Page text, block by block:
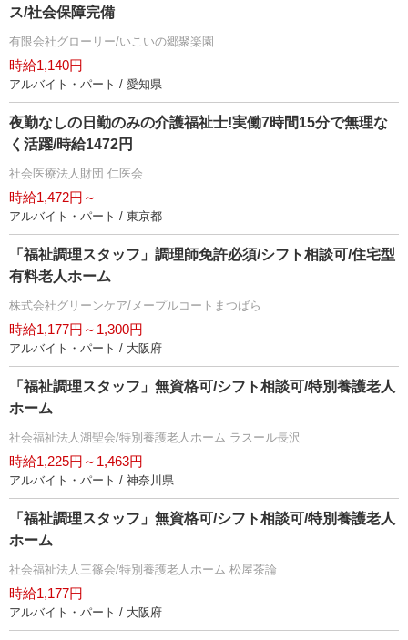
ス/社会保障完備
有限会社グローリー/いこいの郷聚楽園
時給1,140円
アルバイト・パート / 愛知県
夜勤なしの日勤のみの介護福祉士!実働7時間15分で無理な
く活躍/時給1472円
社会医療法人財団 仁医会
時給1,472円～
アルバイト・パート / 東京都
「福祉調理スタッフ」調理師免許必須/シフト相談可/住宅型
有料老人ホーム
株式会社グリーンケア/メープルコートまつばら
時給1,177円～1,300円
アルバイト・パート / 大阪府
「福祉調理スタッフ」無資格可/シフト相談可/特別養護老人
ホーム
社会福祉法人湖聖会/特別養護老人ホーム ラスール長沢
時給1,225円～1,463円
アルバイト・パート / 神奈川県
「福祉調理スタッフ」無資格可/シフト相談可/特別養護老人
ホーム
社会福祉法人三篠会/特別養護老人ホーム 松屋茶論
時給1,177円
アルバイト・パート / 大阪府